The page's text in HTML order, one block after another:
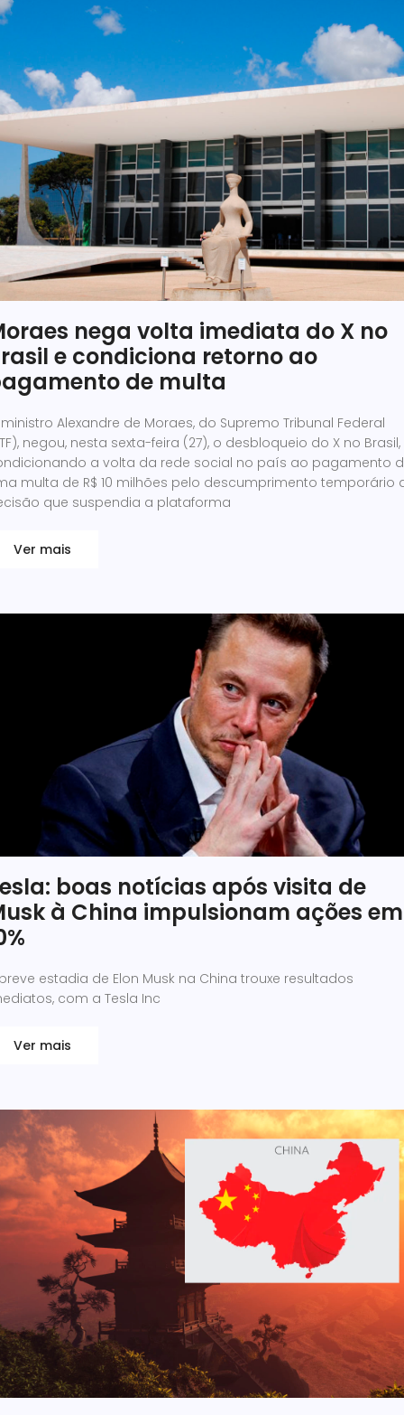
nega volta imediata do X no
e condiciona retorno ao
de multa
Alexandre de Moraes, do Supremo Tribunal Federal
negou, nesta sexta-feira (27), o desbloqueio do X no Brasil,
a volta da rede social no país ao pagamento
multa de R$ 10 milhões pelo descumprimento temporário
que suspendia a plataforma
Ver mais
boas notícias após visita de
à China impulsionam ações em
estadia de Elon Musk na China trouxe resultados
com a Tesla Inc
Ver mais